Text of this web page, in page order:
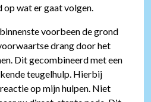
wat er gaat volgen.
voorbeen de grond
drang door het
Dit gecombineerd met een
teugelhulp. Hierbij
op mijn hulpen. Niet